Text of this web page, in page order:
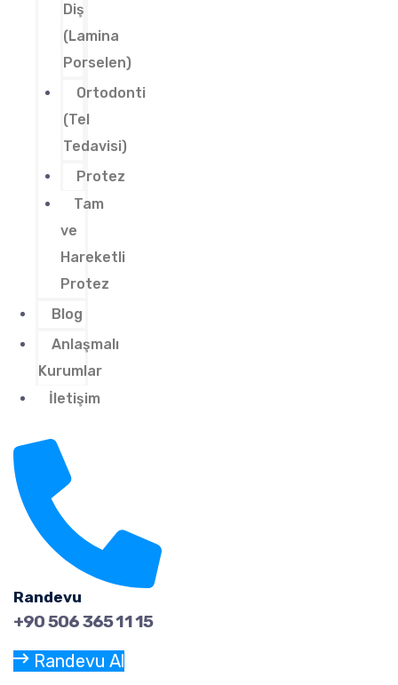
Diş
(Lamina
Porselen)
Ortodonti
(Tel
Tedavisi)
Protez
Tam
ve
Hareketli
Protez
Blog
Anlaşmalı
Kurumlar
İletişim
Randevu
+90 506 365 11 15
Randevu Al